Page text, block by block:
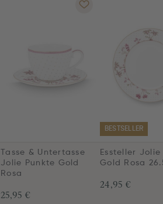
Tasse & Untertasse
Jolie Punkte Gold
Rosa
25,95 €
BESTSELLER
Essteller Jolie
Gold Rosa
24,95 €